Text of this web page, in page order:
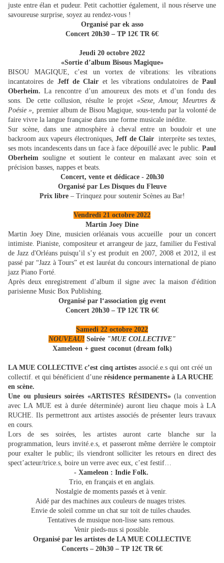
juste entre élan et pudeur. Petit cachottier également, il nous réserve une
savoureuse surprise, soyez au rendez-vous !
Organisé par ek asso
Concert 20h30 – TP 12€ TR 6€
Jeudi 20 octobre 2022
«Sortie d’album Bisous Magique»
BISOU MAGIQUE, c’est un vortex de vibrations: les vibrations
incantatoires de Jeff de Clair et les vibrations ondulatoires dePaul
Oberheim. La rencontre d’un amoureux des mots et d’un fondu des
sons. De cette collusion, résulte le projet «Sexe, Amour, Meurtres &
Poésie », premier album de Bisou Magique, sous-tendu par la volonté de
faire vivre la langue française dans une forme musicale inédite.
Sur scène, dans une atmosphère à cheval entre un boudoir et une
backroom aux vapeurs électroniques, Jeff de Clair interprète ses textes,
ses mots incandescents dans un face à face dépouillé avec le public. Paul
Oberheim souligne et soutient le conteur en malaxant avec soin et
précision basses, nappes et beats.
Concert, vente et dédicace - 20h30
Organisé par Les Disques du Fleuve
Prix libre– Trinquez pour soutenir Scènes au Bar!
Vendredi 21 octobre 2022
Martin Joey Dine
Martin Joey Dine, musicien orléanais vous accueille pour un concert
intimiste. Pianiste, compositeur et arrangeur de jazz, familier du Festival
de Jazz d'Orléans puisqu’il s’y est produit en 2007, 2008 et 2012, il est
passé par “Jazz à Tours” et est lauréat du concours international de piano
jazz Piano Forté.
Après deux enregistrement d’album il signe avec la maison d'édition
parisienne Music Box Publishing.
Organisé par l‘association gig event
Concert 20h30 – TP 12€ TR 6€
Samedi 22 octobre 2022
NOUVEAU!Soirée "MUE COLLECTIVE"
Xameleon + guest coconut (dream folk)
LA MUE COLLECTIVE c’est cinq artistes associé.e.s qui ont créé un
collectif. et qui bénéficient d’une résidence permanente à LA RUCHE
en scène.
Une ou plusieurs soirées «ARTISTES RÉSIDENTS» (la convention
avec LA MUE est à durée déterminée) auront lieu chaque mois à LA
RUCHE. Ils permettront aux artistes associés de présenter leurs travaux
en cours.
Lors de ses soirées, les artistes auront carte blanche sur la
programmation, leurs invité.e.s, et passeront même derrière le comptoir
pour exalter le public; ils viendront solliciter les retours en direct des
spect’acteur/trice.s, boire un verre avec eux, c’est festif…
- Xameleon : Indie Folk.
Trio, en français et en anglais.
Nostalgie de moments passés et à venir.
Aidé par des machines aux couleurs de nuages tristes.
Envie de soleil comme un chat sur toit de tuiles chaudes.
Tentatives de musique non-lisse sans remous.
Venir pieds-nus si possible.
Organisé par les artistes de LA MUE COLLECTIVE
Concerts – 20h30 – TP 12€ TR 6€